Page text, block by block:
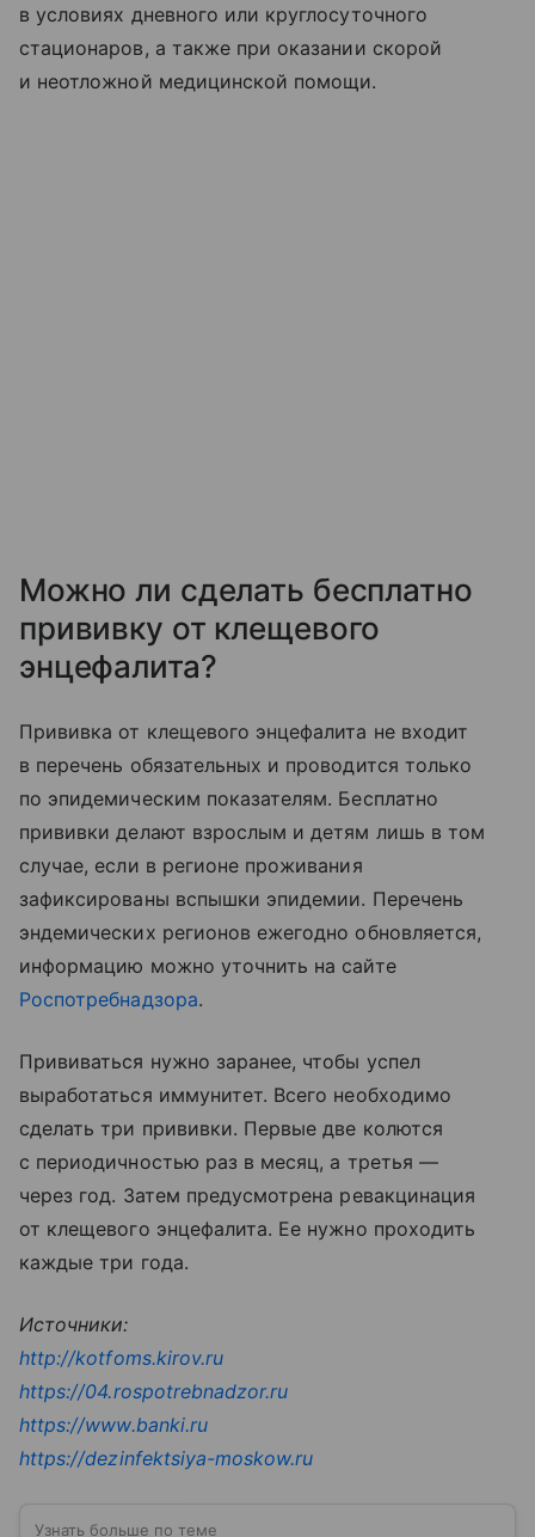
в условиях дневного или круглосуточного
стационаров, а также при оказании скорой
и неотложной медицинской помощи.
Можно ли сделать бесплатно
прививку от клещевого
энцефалита?
Прививка от клещевого энцефалита не входит
в перечень обязательных и проводится только
по эпидемическим показателям. Бесплатно
прививки делают взрослым и детям лишь в том
случае, если в регионе проживания
зафиксированы вспышки эпидемии. Перечень
эндемических регионов ежегодно обновляется,
информацию можно уточнить на сайте
Роспотребнадзора.
Прививаться нужно заранее, чтобы успел
выработаться иммунитет. Всего необходимо
сделать три прививки. Первые две колются
с периодичностью раз в месяц, а третья —
через год. Затем предусмотрена ревакцинация
от клещевого энцефалита. Ее нужно проходить
каждые три года.
Источники:
http://kotfoms.kirov.ru
https://04.rospotrebnadzor.ru
https://www.banki.ru
https://dezinfektsiya-moskow.ru
Узнать больше по теме